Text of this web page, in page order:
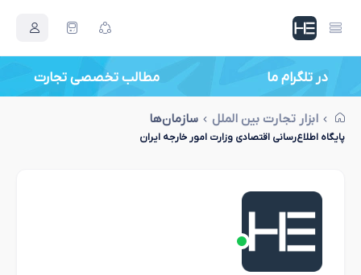
در تلگرام ما مطالب تخصصی تجارت
ابزار تجارت بین الملل سازمان‌ها
پایگاه اطلاع‌رسانی اقتصادی وزارت امور خارجه ایران